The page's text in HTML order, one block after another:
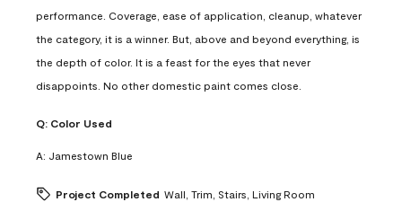
performance. Coverage, ease of application, cleanup, whatever
the category, it is a winner. But, above and beyond everything, is
the depth of color. It is a feast for the eyes that never
disappoints. No other domestic paint comes close.
Q: Color Used
A: Jamestown Blue
Project Completed Wall, Trim, Stairs, Living Room